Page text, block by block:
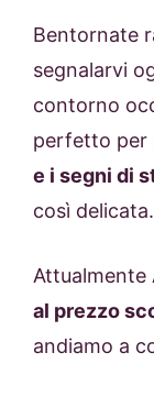
Bentornate
segnalarvi
contorno
perfetto per
e i segni di
così delicata.
Attualmente
al prezzo
andiamo a